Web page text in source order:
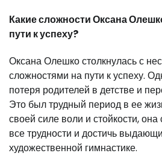
Какие сложности Оксана
пути к успеху?
Оксана Олешко столкнулась с
сложностями на пути к успеху.
потеря родителей в детстве и
Это был трудный период в ее
своей силе воли и стойкости,
все трудности и достичь
художественной гимнастике.